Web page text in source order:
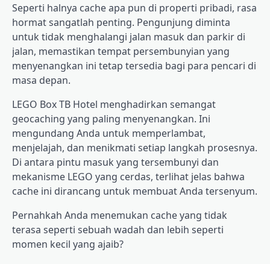
Seperti halnya cache apa pun di properti pribadi, rasa
hormat sangatlah penting. Pengunjung diminta
untuk tidak menghalangi jalan masuk dan parkir di
jalan, memastikan tempat persembunyian yang
menyenangkan ini tetap tersedia bagi para pencari di
masa depan.
LEGO Box TB Hotel menghadirkan semangat
geocaching yang paling menyenangkan. Ini
mengundang Anda untuk memperlambat,
menjelajah, dan menikmati setiap langkah prosesnya.
Di antara pintu masuk yang tersembunyi dan
mekanisme LEGO yang cerdas, terlihat jelas bahwa
cache ini dirancang untuk membuat Anda tersenyum.
Pernahkah Anda menemukan cache yang tidak
terasa seperti sebuah wadah dan lebih seperti
momen kecil yang ajaib?